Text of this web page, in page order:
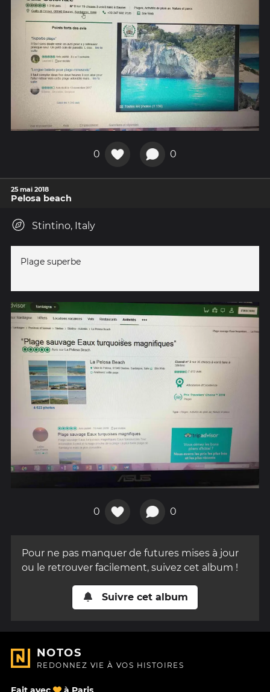
0 0
25 mai 2018
Pelosa beach
Stintino, Italy
Plage superbe
0 0
Pour ne pas manquer de futures mises à jour
ou le retrouver facilement, suivez cet album !
Suivre cet album
NOTOS
REDONNEZ VIE À VOS HISTOIRES